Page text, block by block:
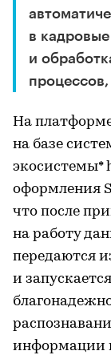
в
и
На
на базе
экосистемы*
оформления
что после
на работу
передаются
и
информации